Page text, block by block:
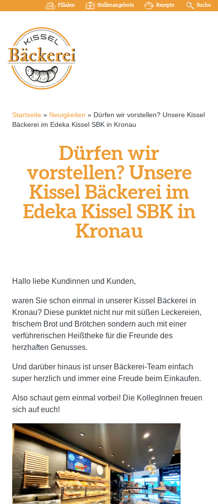
Filialen Stellenangebote Rezepte Suche
Startseite » Neuigkeiten » Dürfen wir vorstellen? Unsere Kissel
Bäckerei im Edeka Kissel SBK in Kronau
Dürfen wir
vorstellen? Unsere
Kissel Bäckerei im
Edeka Kissel SBK in
Kronau
Hallo liebe Kundinnen und Kunden,
waren Sie schon einmal in unserer Kissel Bäckerei in
Kronau? Diese punktet nicht nur mit süßen Leckereien,
frischem Brot und Brötchen sondern auch mit einer
verführerischen Heißtheke für die Freunde des
herzhaften Genusses.
Und darüber hinaus ist unser Bäckerei-Team einfach
super herzlich und immer eine Freude beim Einkaufen.
Also schaut gern einmal vorbei! Die KollegInnen freuen
sich auf euch!